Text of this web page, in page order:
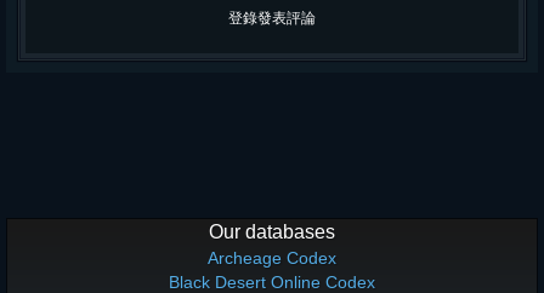
登錄發表評論
Our databases
Archeage Codex
Black Desert Online Codex